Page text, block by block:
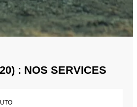
: NOS SERVICES